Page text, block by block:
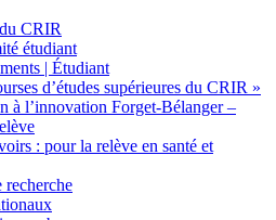
CRIR
étudiant
| Étudiant
d’études supérieures du CRIR »
à l’innovation Forget-Bélanger –
: pour la relève en santé et
recherche